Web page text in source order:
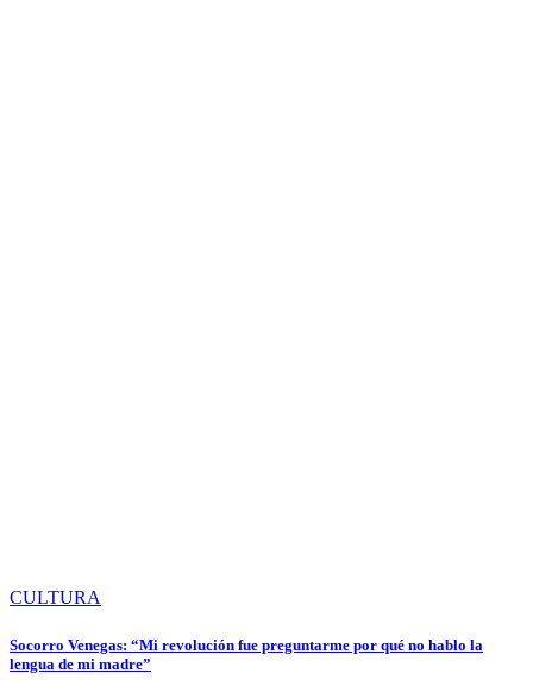
CULTURA
Socorro Venegas: “Mi revolución fue preguntarme por qué no hablo la
lengua de mi madre”